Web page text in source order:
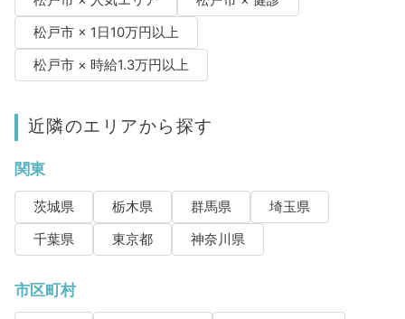
松戸市 × 1日10万円以上
松戸市 × 時給1.3万円以上
近隣のエリアから探す
関東
茨城県 栃木県 群馬県
埼玉県
千葉県
東京都 神奈川県
市区町村